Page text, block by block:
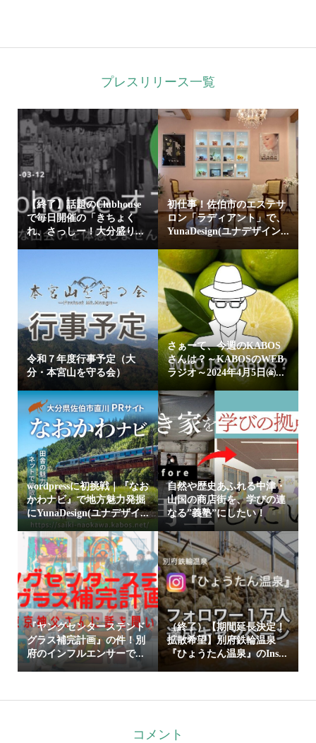
プレスリリース一覧
【終了】話題のClubhouse
で毎日開催の「きちょく
れ、さっしー！大分盛り...
初仕事！佐伯市のエステサ
ロン「ラディアント」で、
YunaDesign(ユナデザイン...
令和７年度行事予定（大
分・本宮山を守る会）
さぁーて、今週のKABOS
さんは？～KABOSのWEB
ラジオ～2024年4月5日㈮...
wordpressに初挑戦｜『なお
かわナビ』で地方魅力発掘
にYunaDesign(ユナデザイ...
自然や歴史あふれる中津・
山国の商店街を、学びの連
なる”義塾”にしたい！
『ヤングセンターステンド
グラス補完計画』の件！別
府のインフルエンサーで...
（終了）【期間延長決定！
拡散希望】別府鉄輪温泉
『ひょうたん温泉』のIns...
コメント